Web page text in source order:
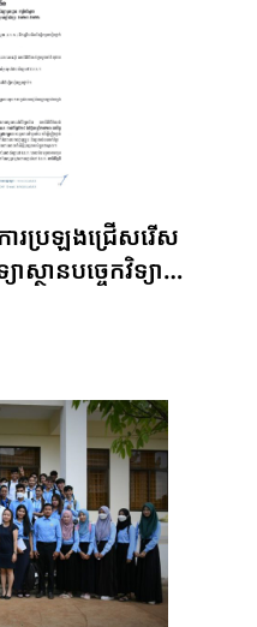
រប្រឡងជ្រើសរើស
ថានបច្ចេកវិទ្យា